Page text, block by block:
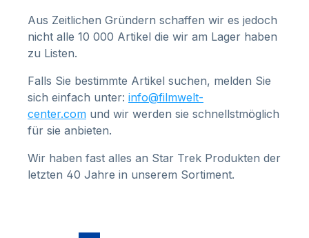
Aus Zeitlichen Gründern schaffen wir es jedoch
nicht alle 10 000 Artikel die wir am Lager haben
zu Listen.
Falls Sie bestimmte Artikel suchen, melden Sie
sich einfach unter: info@filmwelt-
center.com und wir werden sie schnellstmöglich
für sie anbieten.
Wir haben fast alles an Star Trek Produkten der
letzten 40 Jahre in unserem Sortiment.